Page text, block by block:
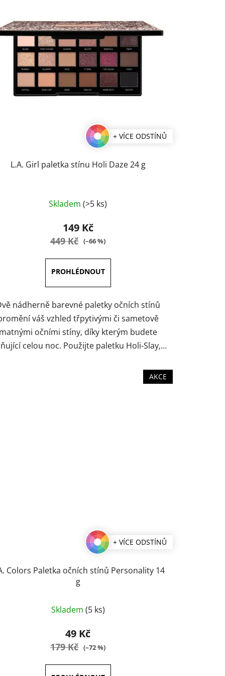
+ VÍCE ODSTÍNŮ
L.A. Girl paletka stínu Holi Daze 24 g
hodnocení
produktu
je
5
hvězdiček.
Skladem(>5 ks)
149 Kč
449 Kč (–66 %)
nádherně barevné paletky očních stínů
váš vzhled třpytivými či sametově
očními stíny, díky kterým budete
celou noc. Použijte paletku Holi-Slay,...
AKCE
+ VÍCE ODSTÍNŮ
Colors Paletka očních stínů Personality 14
g
hodnocení
produktu
je
Skladem (5 ks)
49 Kč
179 Kč (–72 %)